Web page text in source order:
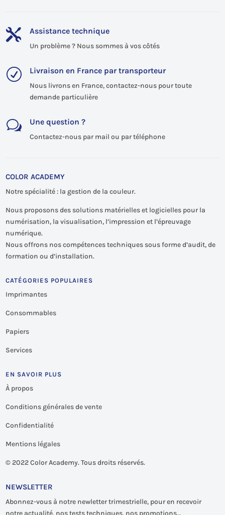
 Assistance technique
Un problème ? Nous sommes à vos côtés
R Livraison en France par transporteur
Nous livrons en France, contactez-nous pour toute
demande particulière
w Une question ?
Contactez-nous par mail ou par téléphone
COLOR ACADEMY
Notre spécialité : la gestion de la couleur.
Nous proposons des solutions matérielles et logicielles pour la
numérisation, la visualisation, l’impression et l’épreuvage
numérique.
Nous offrons nos compétences techniques sous forme d’audit, de
formation ou d’installation.
CATÉGORIES POPULAIRES
Imprimantes
Consommables
Papiers
Services
EN SAVOIR PLUS
À propos
Conditions générales de vente
Confidentialité
Mentions légales
© 2022 Color Academy. Tous droits réservés.
NEWSLETTER
Abonnez-vous à notre newletter trimestrielle, pour en recevoir
notre actualité, nos tests techniques, nos promotions…